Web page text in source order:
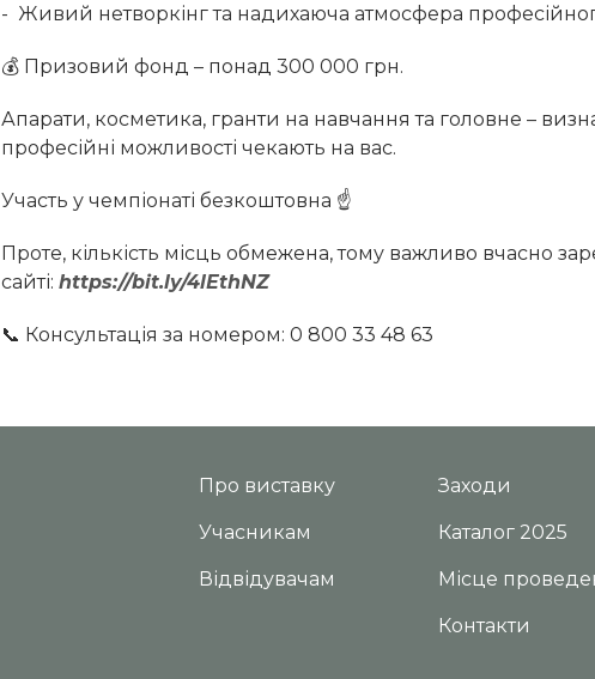
- Живий нетворкінг та надихаюча атмосфера
💰 Призовий фонд – понад 300 000 грн.
Апарати, косметика, гранти на навчання та головне –
професійні можливості чекають на вас.
Участь у чемпіонаті безкоштовна ☝
Проте, кількість місць обмежена, тому важливо вчасно
сайті: https://bit.ly/4lEthNZ
📞 Консультація за номером: 0 800 33 48 63
Про виставку
Учасникам
Відвідувачам
Заходи
Каталог 2025
Місце
Контакти